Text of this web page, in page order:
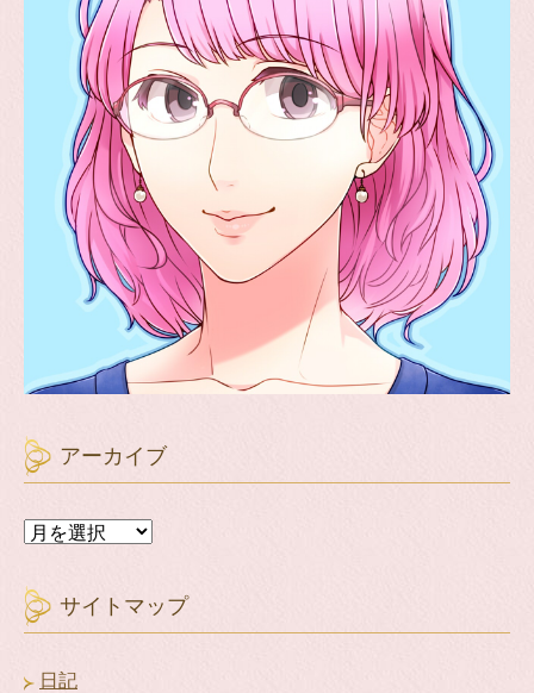
アーカイブ
ア
イ
ブ
サイトマップ
日記